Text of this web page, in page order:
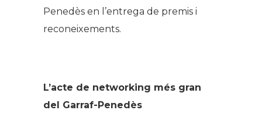
Penedès en l’entrega de premis i
reconeixements.
L’acte de networking més gran
del Garraf-Penedès